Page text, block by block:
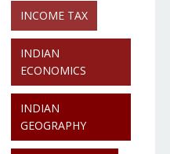
INCOME TAX
INDIAN
ECONOMICS
INDIAN
GEOGRAPHY